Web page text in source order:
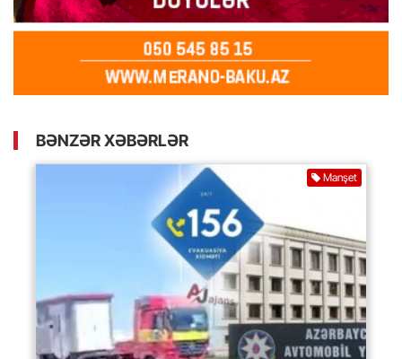
BƏNZƏR XƏBƏRLƏR
Manşet